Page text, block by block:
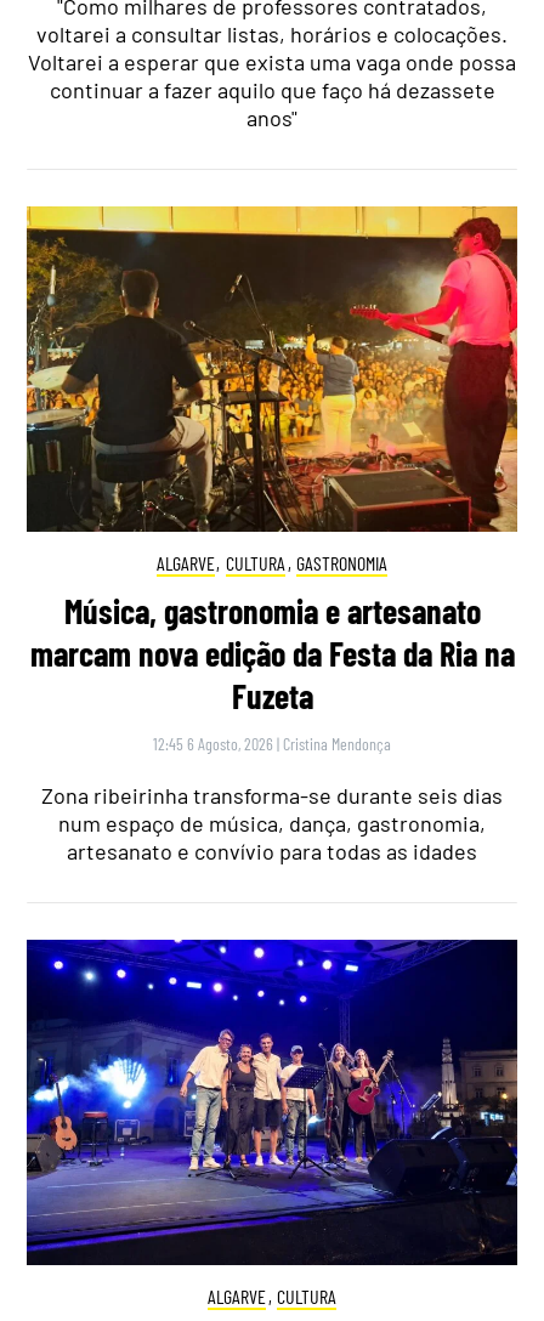
"Como milhares de professores contratados,
voltarei a consultar listas, horários e colocações.
Voltarei a esperar que exista uma vaga onde possa
continuar a fazer aquilo que faço há dezassete
anos"
ALGARVE, CULTURA , GASTRONOMIA
Música, gastronomia e artesanato
marcam nova edição da Festa da Ria na
Fuzeta
12:45 6 Agosto, 2026 | Cristina Mendonça
Zona ribeirinha transforma-se durante seis dias
num espaço de música, dança, gastronomia,
artesanato e convívio para todas as idades
ALGARVE, CULTURA